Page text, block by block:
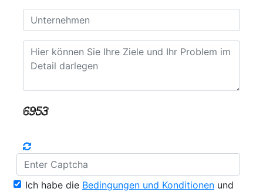
Ich habe die Bedingungen und Konditionen und